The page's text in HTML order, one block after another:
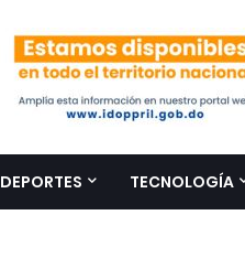
DEPORTES TECNOLOGÍA